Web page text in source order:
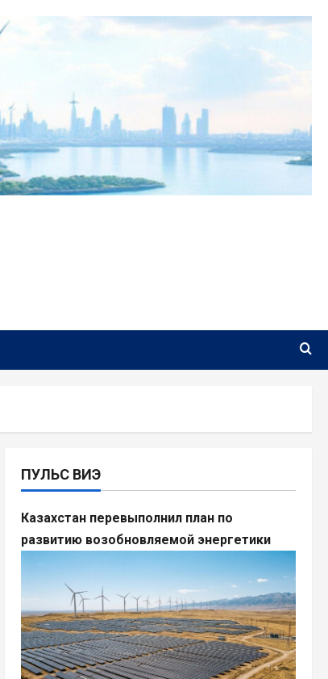
ПУЛЬС ВИЭ
Казахстан перевыполнил план по
развитию возобновляемой энергетики